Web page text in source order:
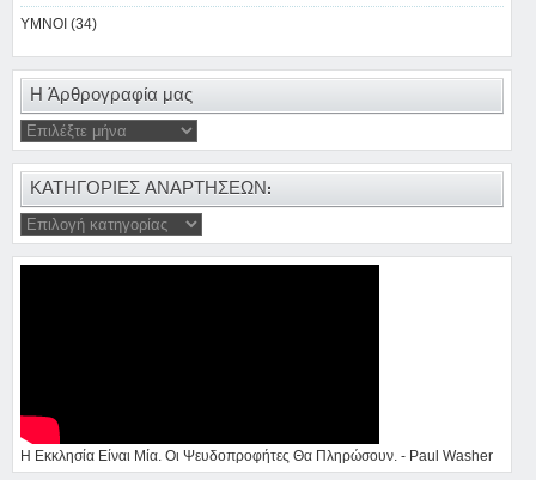
ΥΜΝΟΙ (34)
Η Άρθρογραφία μας
ΚΑΤΗΓΟΡΙΕΣ ΑΝΑΡΤΗΣΕΩΝ:
Η Εκκλησία Είναι Μία. Οι Ψευδοπροφήτες Θα Πληρώσουν. - Paul Washer